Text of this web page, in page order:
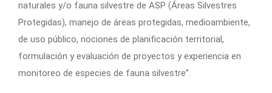
naturales y/o fauna silvestre de ASP (Áreas Silvestres
Protegidas), manejo de áreas protegidas, medioambiente,
de uso público, nociones de planificación territorial,
formulación y evaluación de proyectos y experiencia en
monitoreo de especies de fauna silvestre”.